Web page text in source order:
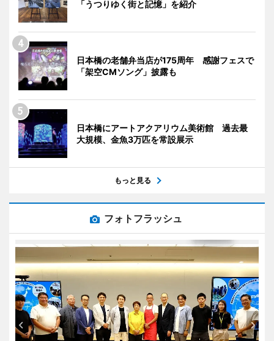
「うつりゆく街と記憶」を紹介
日本橋の老舗弁当店が175周年 感謝フェスで
「架空CMソング」披露も
日本橋にアートアクアリウム美術館 過去最
大規模、金魚3万匹を常設展示
もっと見る
フォトフラッシュ